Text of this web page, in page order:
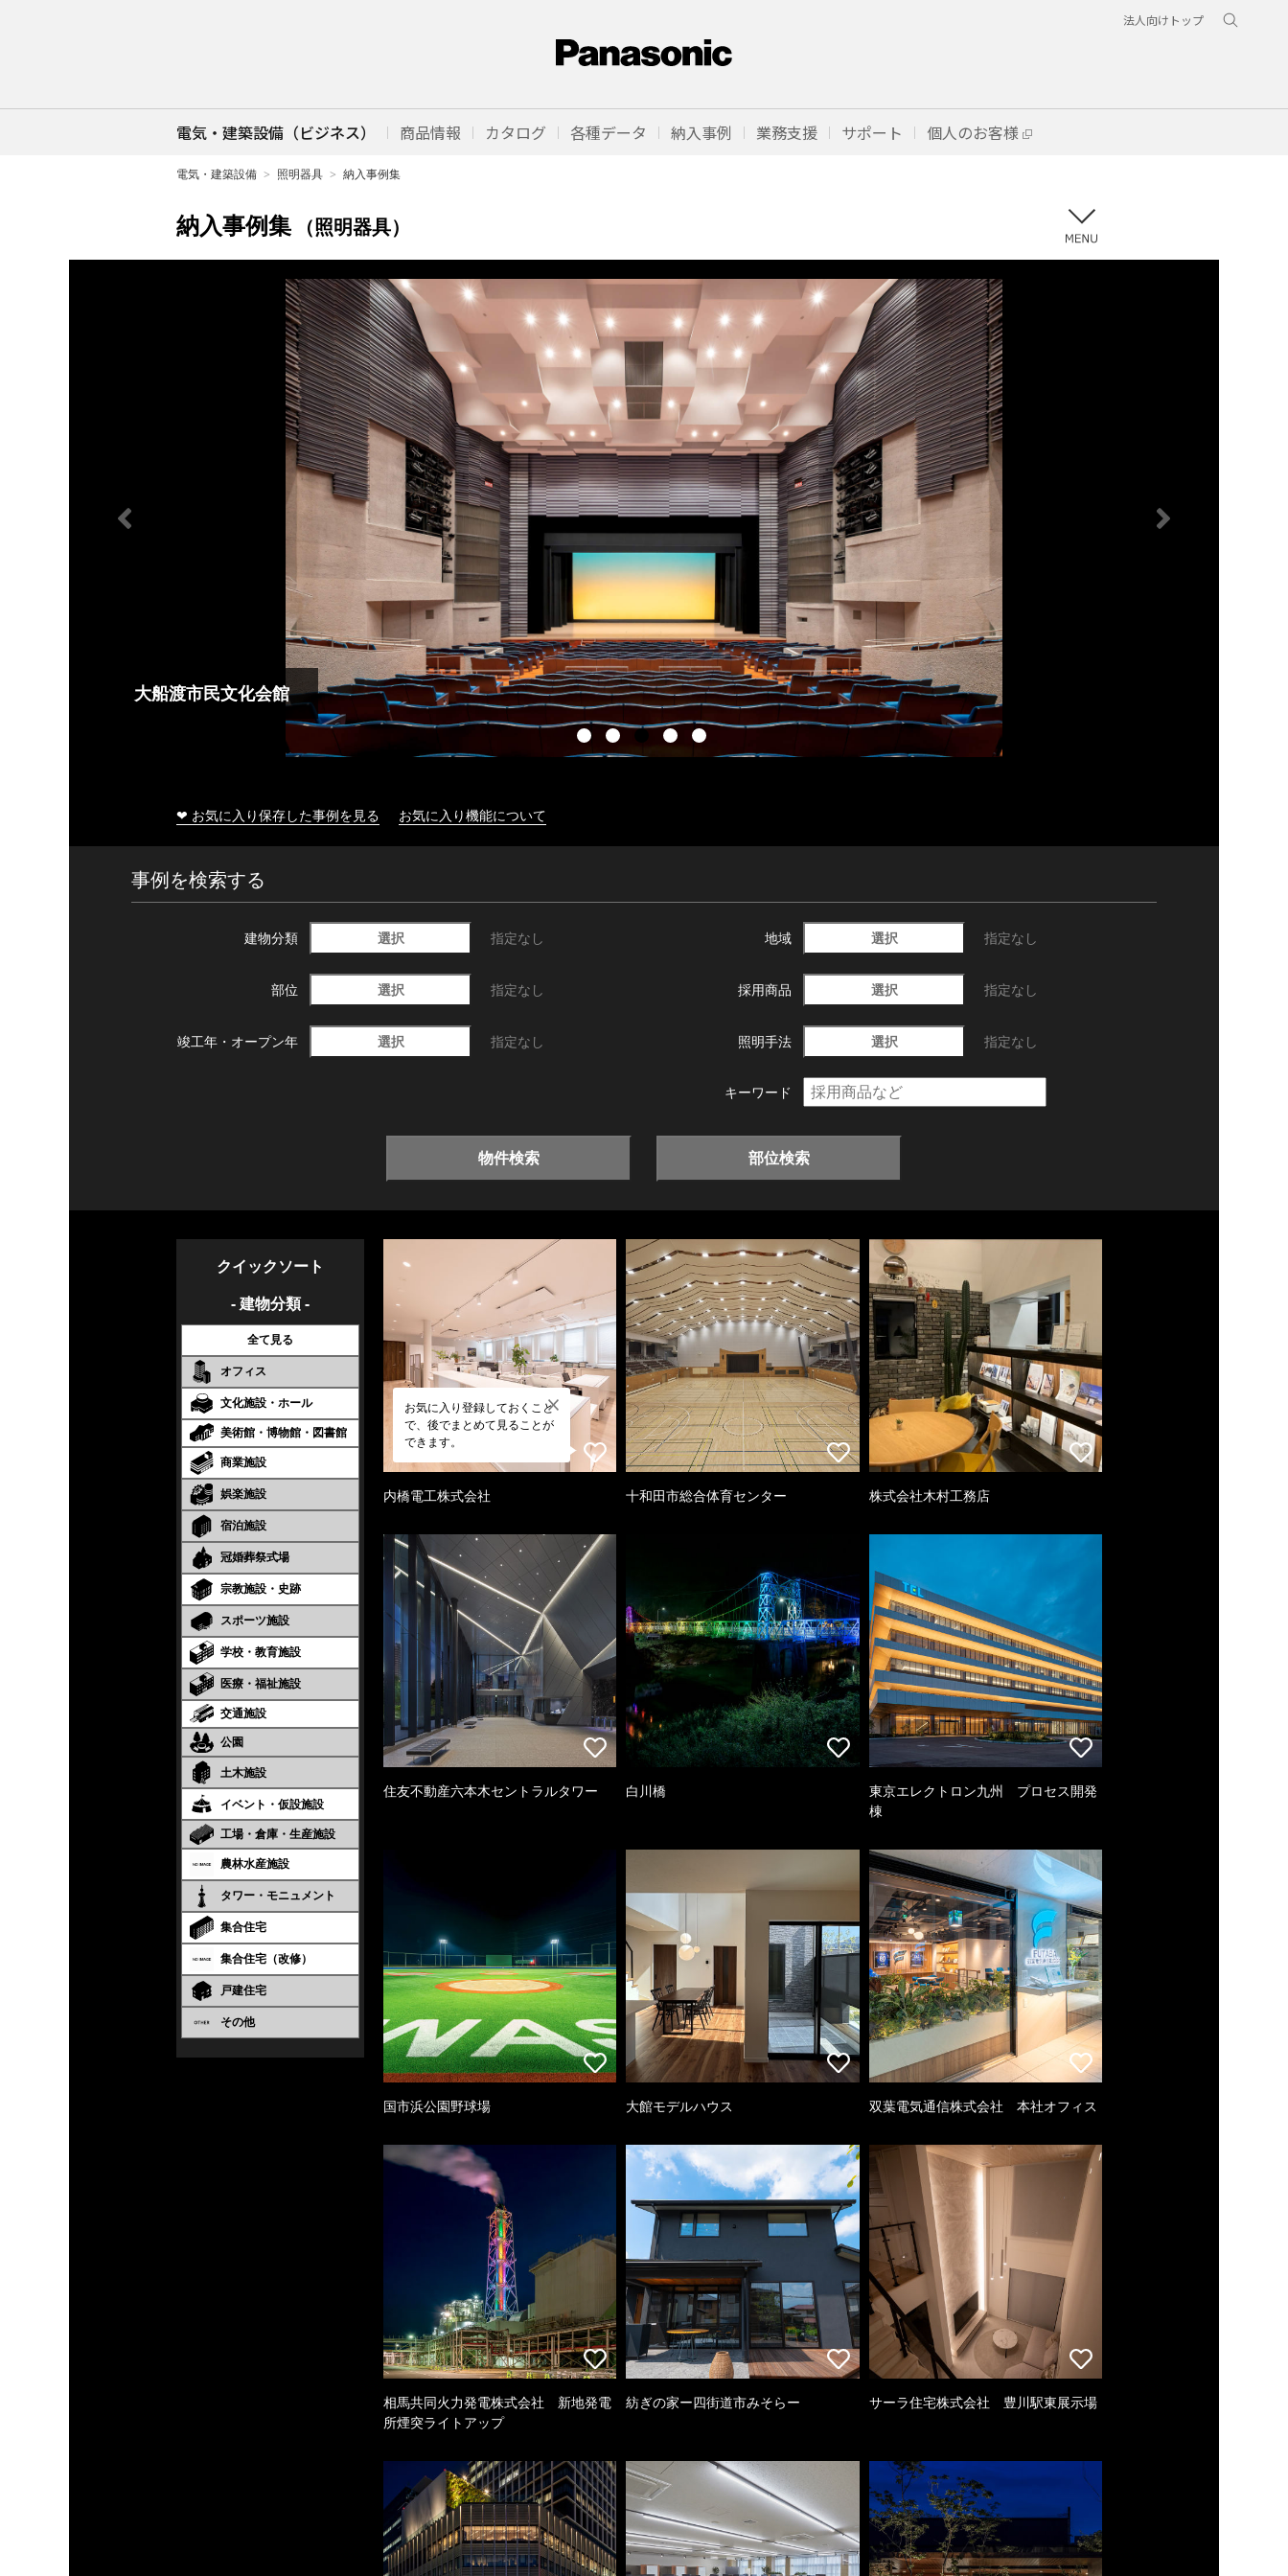
法人向けトップ
電気・建築設備（ビジネス） 商品情報 カタログ 各種データ 納入事例 業務支援 サポート 個人のお客様
電気・建築設備 照明器具 納入事例集
納入事例集 （照明器具）
大船渡市民文化会館
❤ お気に入り保存した事例を見る お気に入り機能について
事例を検索する
建物分類 選択 指定なし 地域 選択 指定なし
部位 選択 指定なし 採用商品 選択 指定なし
竣工年・ オープン年 選択 指定なし 照明手法 選択 指定なし
キーワード
物件検索 部位検索
クイックソート
- 建物分類 -
全て見る
オフィス
文化施設・ホール
美術館・博物館・図書館
商業施設
娯楽施設
宿泊施設
冠婚葬祭式場
宗教施設・史跡
スポーツ施設
学校・教育施設
医療・福祉施設
交通施設
公園
土木施設
イベント・仮設施設
工場・倉庫・生産施設
農林水産施設
タワー・モニュメント
集合住宅
集合住宅（改修）
戸建住宅
その他
お気に入り登録しておくこと
で、後でまとめて見ることが
できます。
内橋電工株式会社 十和田市総合体育センター 株式会社木村工務店
住友不動産六本木セントラルタワー 白川橋
東京エレクトロン九州 プロセス開発
棟
国市浜公園野球場 大館モデルハウス 双葉電気通信株式会社 本社オフィス
相馬共同火力発電株式会社 新地発電
所煙突ライトアップ
紡ぎの家ー四街道市みそらー サーラ住宅株式会社 豊川駅東展示場